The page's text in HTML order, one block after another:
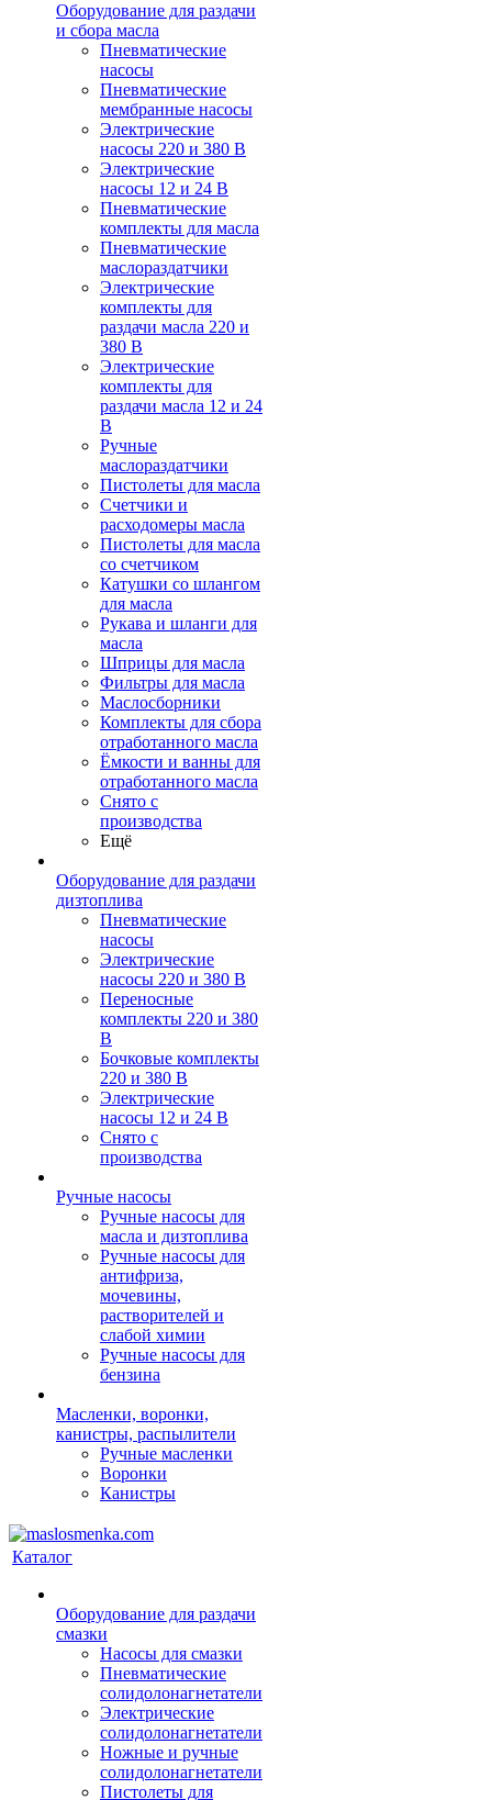
Оборудование для раздачи
и сбора масла
Пневматические
насосы
Пневматические
мембранные насосы
Электрические
насосы 220 и 380 В
Электрические
насосы 12 и 24 В
Пневматические
комплекты для масла
Пневматические
маслораздатчики
Электрические
комплекты для
раздачи масла 220 и
380 В
Электрические
комплекты для
раздачи масла 12 и 24
В
Ручные
маслораздатчики
Пистолеты для масла
Счетчики и
расходомеры масла
Пистолеты для масла
со счетчиком
Катушки со шлангом
для масла
Рукава и шланги для
масла
Шприцы для масла
Фильтры для масла
Маслосборники
Комплекты для сбора
отработанного масла
Ёмкости и ванны для
отработанного масла
Снято с
производства
Ещё
Оборудование для раздачи
дизтоплива
Пневматические
насосы
Электрические
насосы 220 и 380 В
Переносные
комплекты 220 и 380
В
Бочковые комплекты
220 и 380 В
Электрические
насосы 12 и 24 В
Снято с
производства
Ручные насосы
Ручные насосы для
масла и дизтоплива
Ручные насосы для
антифриза,
мочевины,
растворителей и
слабой химии
Ручные насосы для
бензина
Масленки, воронки,
канистры, распылители
Ручные масленки
Воронки
Канистры
Каталог
Оборудование для раздачи
смазки
Насосы для смазки
Пневматические
солидолонагнетатели
Электрические
солидолонагнетатели
Ножные и ручные
солидолонагнетатели
Пистолеты для